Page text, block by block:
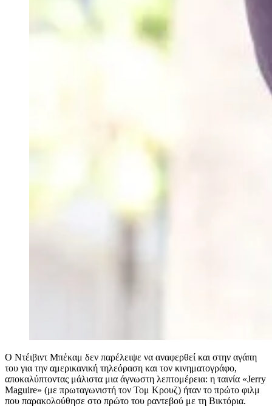
Ο Ντέιβιντ Μπέκαμ δεν παρέλειψε να αναφερθεί και στην αγάπη
του για την αμερικανική τηλεόραση και τον κινηματογράφο,
αποκαλύπτοντας μάλιστα μια άγνωστη λεπτομέρεια: η ταινία «Jerry
Maguire» (με πρωταγωνιστή τον Τομ Κρουζ) ήταν το πρώτο φιλμ
που παρακολούθησε στο πρώτο του ραντεβού με τη Βικτόρια.